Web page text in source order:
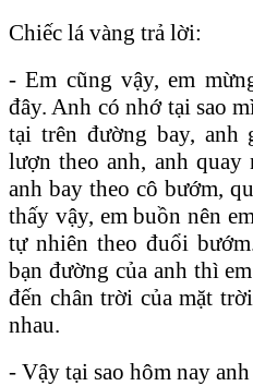
Chiếc lá vàng trả lời:
- Em cũng vậy, em
đây. Anh có nhớ tại sao
tại trên đường bay, anh
lượn theo anh, anh
anh bay theo cô bướm,
thấy vậy, em buồn nên
tự nhiên theo đuổi
bạn đường của anh thì
đến chân trời của mặt
nhau.
- Vậy tại sao hôm nay